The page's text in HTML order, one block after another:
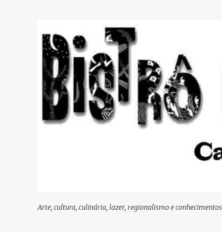
Arte, cultura, culinária, lazer, regionalismo e